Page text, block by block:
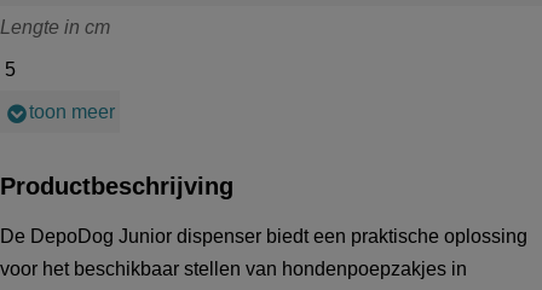
Lengte in cm
5
toon meer
Productbeschrijving
De DepoDog Junior dispenser biedt een praktische oplossing
voor het beschikbaar stellen van hondenpoepzakjes in